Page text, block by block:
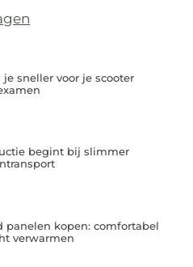
je sneller voor je scooter
begint bij slimmer
panelen kopen: comfortabel
verwarmen